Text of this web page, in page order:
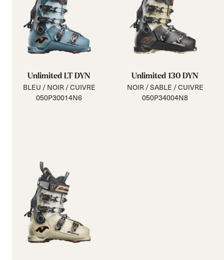
Unlimited LT DYN
BLEU / NOIR / CUIVRE
050P30014N6
Unlimited 130 DYN
NOIR / SABLE / CUIVRE
050P34004N8